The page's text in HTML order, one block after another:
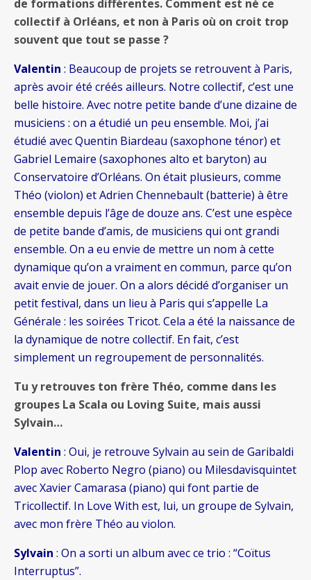
de formations différentes. Comment est né ce
collectif à Orléans, et non à Paris où on croit trop
souvent que tout se passe ?
Valentin : Beaucoup de projets se retrouvent à Paris,
après avoir été créés ailleurs. Notre collectif, c’est une
belle histoire. Avec notre petite bande d’une dizaine de
musiciens : on a étudié un peu ensemble. Moi, j’ai
étudié avec Quentin Biardeau (saxophone ténor) et
Gabriel Lemaire (saxophones alto et baryton) au
Conservatoire d’Orléans. On était plusieurs, comme
Théo (violon) et Adrien Chennebault (batterie) à être
ensemble depuis l’âge de douze ans. C’est une espèce
de petite bande d’amis, de musiciens qui ont grandi
ensemble. On a eu envie de mettre un nom à cette
dynamique qu’on a vraiment en commun, parce qu’on
avait envie de jouer. On a alors décidé d’organiser un
petit festival, dans un lieu à Paris qui s’appelle La
Générale : les soirées Tricot. Cela a été la naissance de
la dynamique de notre collectif. En fait, c’est
simplement un regroupement de personnalités.
Tu y retrouves ton frère Théo, comme dans les
groupes La Scala ou Loving Suite, mais aussi
Sylvain…
Valentin : Oui, je retrouve Sylvain au sein de Garibaldi
Plop avec Roberto Negro (piano) ou Milesdavisquintet
avec Xavier Camarasa (piano) qui font partie de
Tricollectif. In Love With est, lui, un groupe de Sylvain,
avec mon frère Théo au violon.
Sylvain : On a sorti un album avec ce trio : “Coïtus
Interruptus”.